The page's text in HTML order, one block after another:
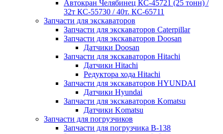
Автокран Челябинец КС-45721 (25 тонн) /
32т КС-55730 / 40т. КС-65711
Запчасти для экскаваторов
Запчасти для экскаваторов Caterpillar
Запчасти для экскаваторов Doosan
Датчики Doosan
Запчасти для экскаваторов Hitachi
Датчики Hitachi
Редуктора хода Hitachi
Запчасти для экскаваторов HYUNDAI
Датчики Hyundai
Запчасти для экскаваторов Komatsu
Датчики Komatsu
Запчасти для погрузчиков
Запчасти для погрузчика B-138